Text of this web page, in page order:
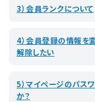
3）会員ランクについて
4）会員登録の情報を
解除したい
5）マイページのパス
か？